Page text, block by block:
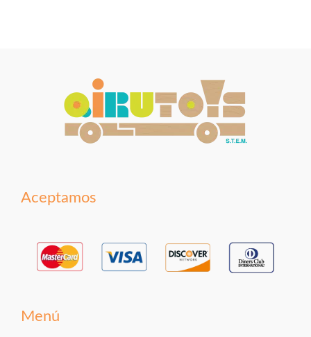
Aceptamos
Menú